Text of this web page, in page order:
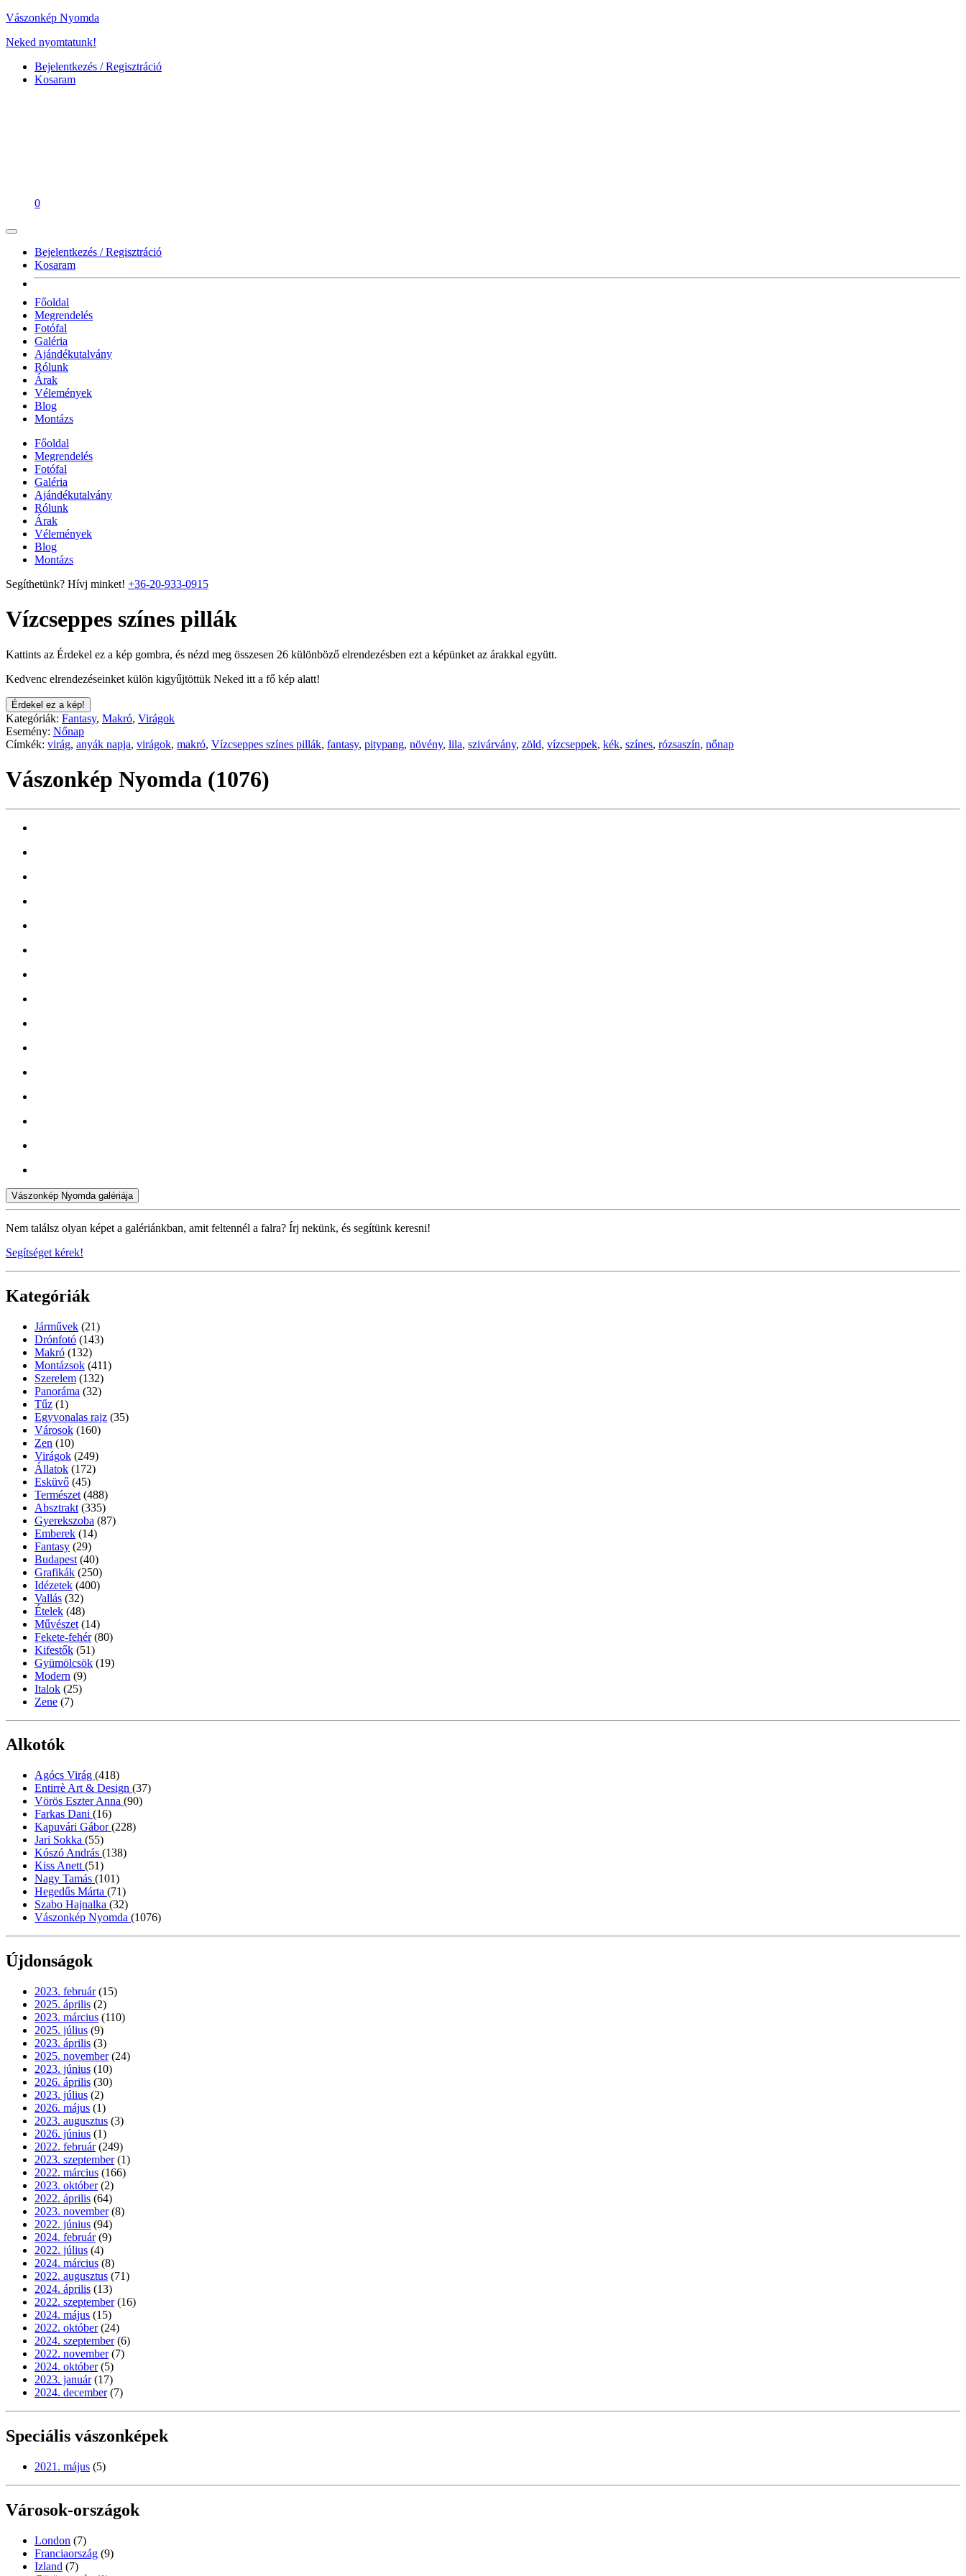
Vászonkép Nyomda
Neked nyomtatunk!
Bejelentkezés / Regisztráció
Kosaram
0
Bejelentkezés / Regisztráció
Kosaram
Főoldal
Megrendelés
Fotófal
Galéria
Ajándékutalvány
Rólunk
Árak
Vélemények
Blog
Montázs
Főoldal
Megrendelés
Fotófal
Galéria
Ajándékutalvány
Rólunk
Árak
Vélemények
Blog
Montázs
Segíthetünk? Hívj minket! +36-20-933-0915
Vízcseppes színes pillák
Kattints az Érdekel ez a kép gombra, és nézd meg összesen 26 különböző elrendezésben ezt a képünket az árakkal együtt.
Kedvenc elrendezéseinket külön kigyűjtöttük Neked itt a fő kép alatt!
Érdekel ez a kép!
Kategóriák: Fantasy, Makró, Virágok
Esemény: Nőnap
Címkék: virág, anyák napja, virágok, makró, Vízcseppes színes pillák, fantasy, pitypang, növény, lila, szivárvány, zöld, vízcseppek, kék, színes, rózsaszín, nőnap
Vászonkép Nyomda (1076)
Vászonkép Nyomda galériája
Nem találsz olyan képet a galériánkban, amit feltennél a falra? Írj nekünk, és segítünk keresni!
Segítséget kérek!
Kategóriák
Járművek (21)
Drónfotó (143)
Makró (132)
Montázsok (411)
Szerelem (132)
Panoráma (32)
Tűz (1)
Egyvonalas rajz (35)
Városok (160)
Zen (10)
Virágok (249)
Állatok (172)
Esküvő (45)
Természet (488)
Absztrakt (335)
Gyerekszoba (87)
Emberek (14)
Fantasy (29)
Budapest (40)
Grafikák (250)
Idézetek (400)
Vallás (32)
Ételek (48)
Művészet (14)
Fekete-fehér (80)
Kifestők (51)
Gyümölcsök (19)
Modern (9)
Italok (25)
Zene (7)
Alkotók
Agócs Virág (418)
Entirrè Art & Design (37)
Vörös Eszter Anna (90)
Farkas Dani (16)
Kapuvári Gábor(228)
Jari Sokka (55)
Kószó András (138)
Kiss Anett (51)
Nagy Tamás (101)
Hegedűs Márta (71)
Szabo Hajnalka (32)
Vászonkép Nyomda (1076)
Újdonságok
2023. február (15)
2025. április (2)
2023. március (110)
2025. július (9)
2023. április (3)
2025. november (24)
2023. június (10)
2026. április (30)
2023. július (2)
2026. május (1)
2023. augusztus (3)
2026. június (1)
2022. február (249)
2023. szeptember (1)
2022. március (166)
2023. október (2)
2022. április (64)
2023. november (8)
2022. június (94)
2024. február (9)
2022. július (4)
2024. március (8)
2022. augusztus (71)
2024. április (13)
2022. szeptember (16)
2024. május (15)
2022. október (24)
2024. szeptember (6)
2022. november (7)
2024. október (5)
2023. január (17)
2024. december (7)
Speciális vászonképek
2021. május (5)
Városok-országok
London (7)
Franciaország (9)
Izland (7)